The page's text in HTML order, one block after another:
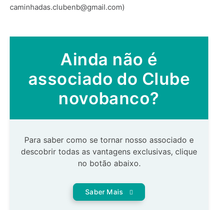
caminhadas.clubenb@gmail.com)
Ainda não é
associado do Clube
novobanco?
Para saber como se tornar nosso associado e
descobrir todas as vantagens exclusivas, clique
no botão abaixo.
Saber Mais